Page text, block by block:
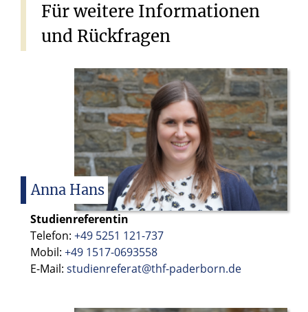
Fürweitere Informationen
und Rückfragen
Anna Hans
Studienreferentin
Telefon: +49 5251 121-737
Mobil: +49 1517-0693558
E-Mail: studienreferat@thf-paderborn.de